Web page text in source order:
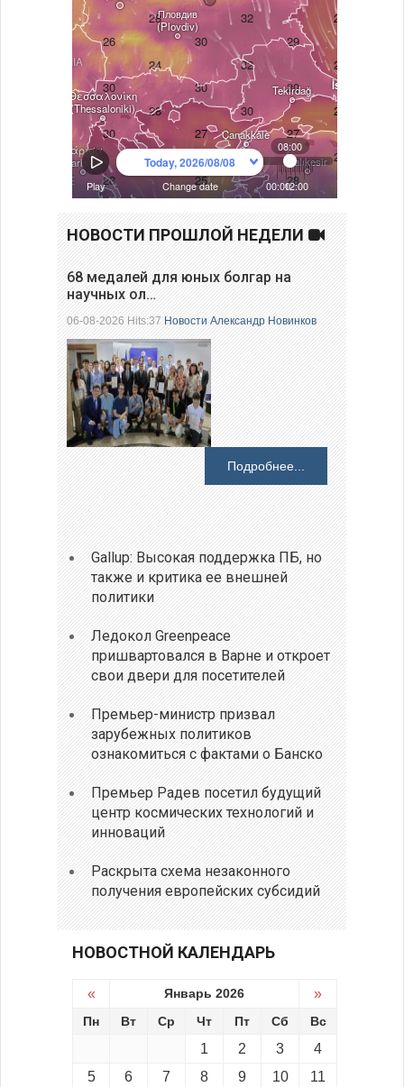
НОВОСТИ ПРОШЛОЙ НЕДЕЛИ
68 медалей для юных болгар на
научных ол…
06-08-2026 Hits:37Новости Александр Новинков
Подробнее...
Gallup: Высокая поддержка ПБ, но
также и критика ее внешней
политики
Ледокол Greenpeace
пришвартовался в Варне и откроет
свои двери для посетителей
Премьер-министр призвал
зарубежных политиков
ознакомиться с фактами о Банско
Премьер Радев посетил будущий
центр космических технологий и
инноваций
Раскрыта схема незаконного
получения европейских субсидий
НОВОСТНОЙ КАЛЕНДАРЬ
« Январь 2026 »
Пн Вт Ср Чт Пт Сб Вс
1 2 3
4
5
6 7 8 9 10 11